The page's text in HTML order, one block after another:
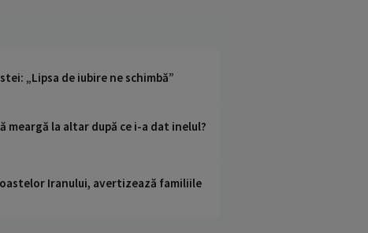
„Lipsa de iubire ne schimbă”
meargă la altar după ce i-a dat inelul?
Iranului, avertizează familiile